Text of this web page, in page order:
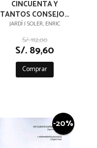
CINCUENTA Y
TANTOS CONSEJOS
SOBRE TIPOGRAFÍA
JARDÍ I SOLER, ENRIC
S/. 112,00
S/. 89,60
Comprar
-20%